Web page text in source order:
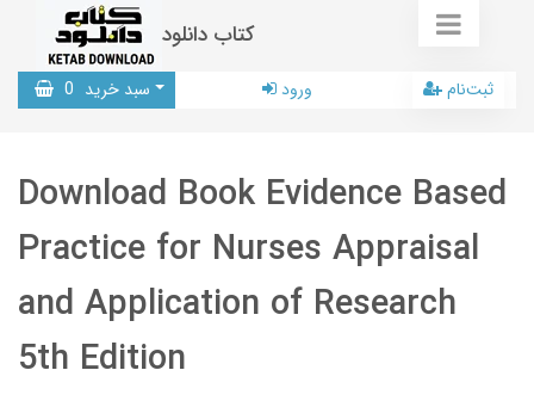
کتاب دانلود
سبد خرید 0 ورود ثبت‌نام
Download Book Evidence Based
Practice for Nurses Appraisal
and Application of Research
5th Edition